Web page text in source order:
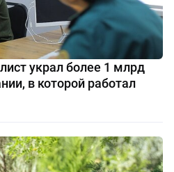
украл более 1 млрд
в которой работал